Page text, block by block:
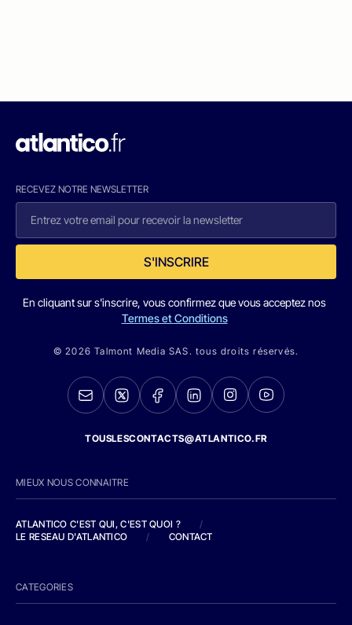
RECEVEZ NOTRE NEWSLETTER
S'INSCRIRE
En cliquant sur s'inscrire, vous confirmez que vous acceptez nos
Termes et Conditions
© 2026 Talmont Media SAS. tous droits réservés.
TOUSLESCONTACTS@ATLANTICO.FR
MIEUX NOUS CONNAITRE
ATLANTICO C'EST QUI, C'EST QUOI ?
/
LE RESEAU D'ATLANTICO
/ CONTACT
CATEGORIES